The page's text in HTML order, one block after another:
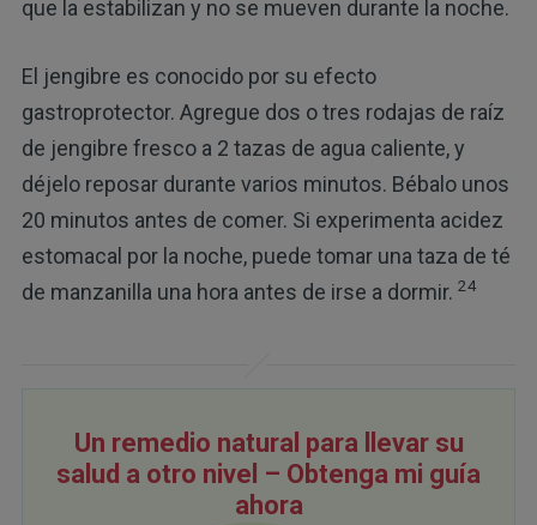
que la estabilizan y no se mueven durante la noche.
El jengibre es conocido por su efecto
gastroprotector. Agregue dos o tres rodajas de raíz
de jengibre fresco a 2 tazas de agua caliente, y
déjelo reposar durante varios minutos. Bébalo unos
20 minutos antes de comer. Si experimenta acidez
estomacal por la noche, puede tomar una taza de té
de manzanilla una hora antes de irse a dormir. 24
Un remedio natural para llevar su
salud a otro nivel – Obtenga mi guía
ahora